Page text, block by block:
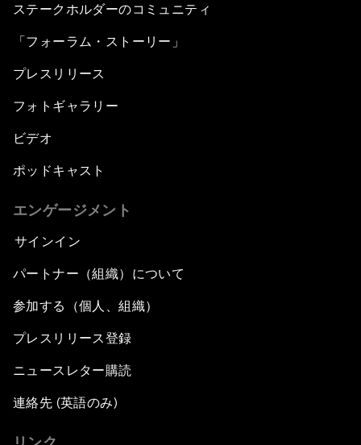
ステークホルダーのコミュニティ
「フォーラム・ストーリー」
プレスリリース
フォトギャラリー
ビデオ
ポッドキャスト
エンゲージメント
サインイン
パートナー（組織）について
参加する（個人、組織）
プレスリリース登録
ニュースレター購読
連絡先 (英語のみ)